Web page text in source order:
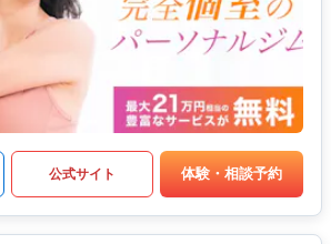
公式サイト 体験・相談予約